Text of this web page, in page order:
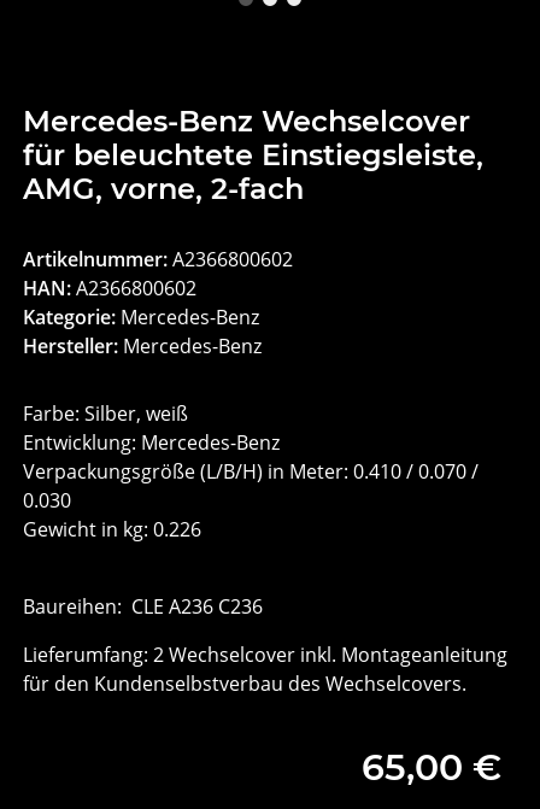
Mercedes-Benz Wechselcover
für beleuchtete Einstiegsleiste,
AMG, vorne, 2-fach
Artikelnummer:A2366800602
HAN:A2366800602
Kategorie: Mercedes-Benz
Hersteller: Mercedes-Benz
Farbe: Silber, weiß
Entwicklung: Mercedes-Benz
Verpackungsgröße (L/B/H) in Meter: 0.410 / 0.070 /
0.030
Gewicht in kg: 0.226
Baureihen: CLE A236 C236
Lieferumfang: 2 Wechselcover inkl. Montageanleitung
für den Kundenselbstverbau des Wechselcovers.
65,00 €